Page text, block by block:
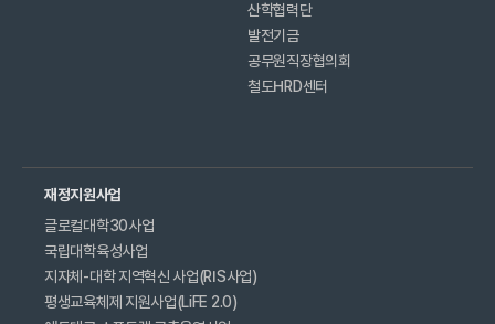
산학협력단
발전기금
공무원직장협의회
철도HRD센터
재정지원사업
글로컬대학30사업
국립대학육성사업
지자체-대학 지역혁신 사업(RIS사업)
평생교육체제 지원사업(LiFE 2.0)